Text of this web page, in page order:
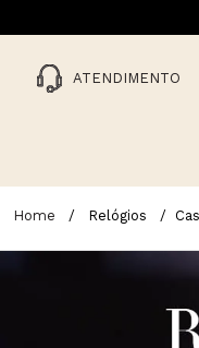
ATENDIMENTO
Relógios